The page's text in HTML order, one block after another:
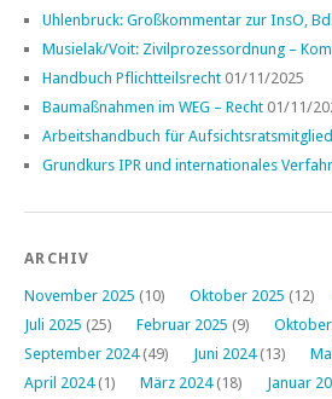
Uhlenbruck: Großkommentar zur InsO,
Musielak/Voit: Zivilprozessordnung –
Handbuch Pflichtteilsrecht 01/11/2025
Baumaßnahmen im WEG – Recht 01/11/
Arbeitshandbuch für
Grundkurs IPR und internationales
ARCHIV
November 2025 (10) Oktober 2025 (12)
Juli 2025 (25) Februar 2025 (9)
September 2024(49) Juni 2024(13)
April 2024(1) März 2024(18) Januar